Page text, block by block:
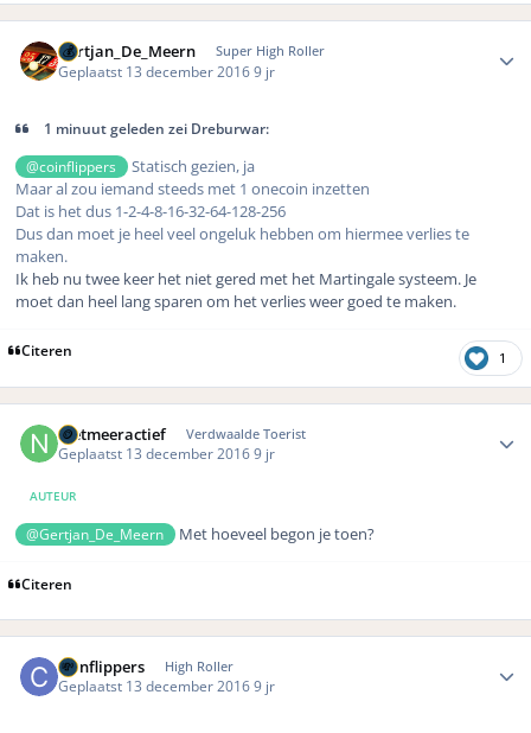
Gertjan_De_Meern Super High Roller
Geplaatst 13 december 20169 jr
1 minuut geleden zei Dreburwar:
@coinflippers
Statisch gezien, ja
Maar al zou iemand steeds met 1 onecoin inzetten
Dat is het dus 1-2-4-8-16-32-64-128-256
Dus dan moet je heel veel ongeluk hebben om hiermee verlies te
maken.
Ik heb nu twee keer het niet gered met het Martingale systeem. Je
moet dan heel lang sparen om het verlies weer goed te maken.
Citeren 1
nietmeeractief Verdwaalde Toerist
Geplaatst 13 december 20169 jr
AUTEUR
@Gertjan_De_Meern Met hoeveel begon je toen?
Citeren
coinflippers High Roller
Geplaatst 13 december 20169 jr